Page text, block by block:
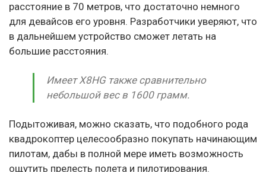
расстояние в 70 метров, что достаточно немного
для девайсов его уровня. Разработчики уверяют, что
в дальнейшем устройство сможет летать на
большие расстояния.
Имеет X8HG также сравнительно
небольшой вес в 1600 грамм.
Подытоживая, можно сказать, что подобного рода
квадрокоптер целесообразно покупать начинающим
пилотам, дабы в полной мере иметь возможность
ощутить прелесть полета и пилотирования.